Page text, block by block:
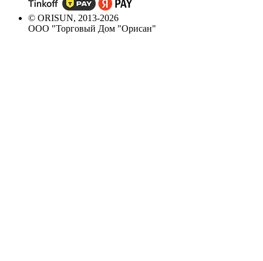
© ORISUN, 2013-2026
ООО "Торговый Дом "Орисан"